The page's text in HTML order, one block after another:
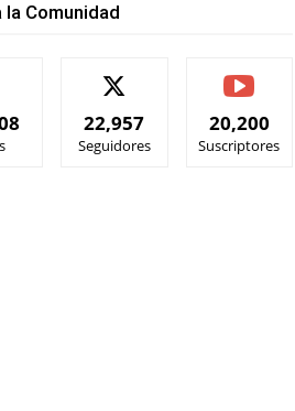
la Comunidad
22,957
Seguidores
20,200
Suscriptores